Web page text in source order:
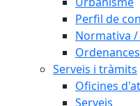
Perfil de
Normativa
Serveis i tràmits
Oficines
Serveis